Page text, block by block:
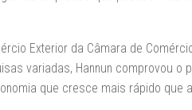
Exterior da Câmara de
variadas, Hannun comprovou o
que cresce mais rápido que